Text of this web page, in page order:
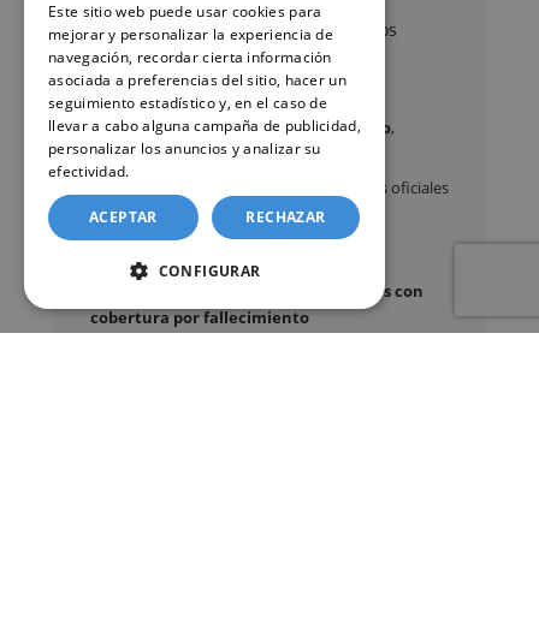
A través de nuestro servicio, podemos
gestionar, entre otros:
Certificados y partidas denacimiento,
matrimonioydefunción
de documentos oficiales
Legalización de certificados
Certificado de contratos de seguros con
cobertura por fallecimiento
Este sitio web puede usar cookies para
mejorar y personalizar la experiencia de
navegación, recordar cierta información
asociada a preferencias del sitio, hacer un
seguimiento estadístico y, en el caso de
llevar a cabo alguna campaña de publicidad,
personalizar los anuncios y analizar su
efectividad.
ACEPTAR RECHAZAR
CONFIGURAR